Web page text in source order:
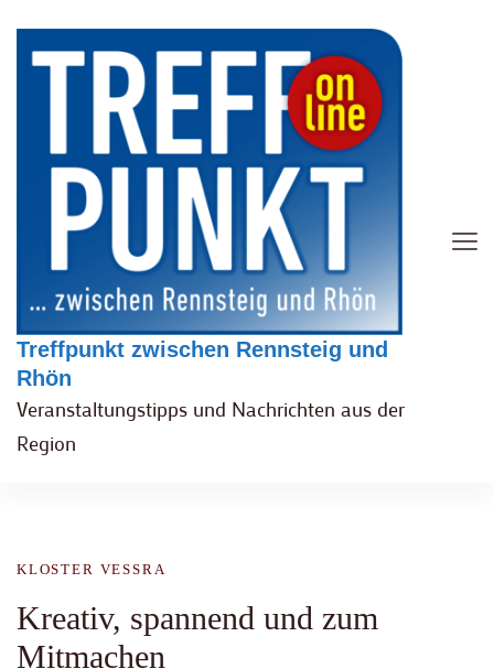
Treffpunkt zwischen Rennsteig und
Rhön
Veranstaltungstipps und Nachrichten aus der
Region
KLOSTER VESSRA
Kreativ, spannend und zum
Mitmachen